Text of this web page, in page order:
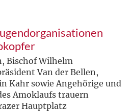
Bischof Wilhelm
Van der Bellen,
Kahr sowie Angehörige und
Amoklaufs trauern
Hauptplatz